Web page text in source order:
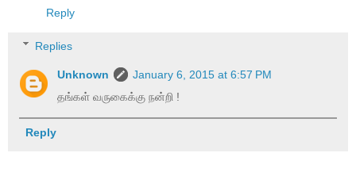
Reply
Replies
Unknown
January 6, 2015 at 6:57 PM
தங்கள் வருகைக்கு நன்றி !
Reply